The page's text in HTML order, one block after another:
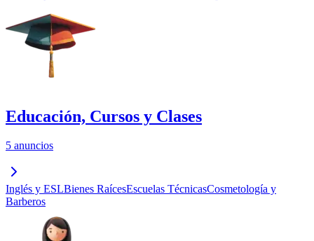
Educación, Cursos y Clases
5 anuncios
Inglés y ESLBienes RaícesEscuelas TécnicasCosmetología y
Barberos